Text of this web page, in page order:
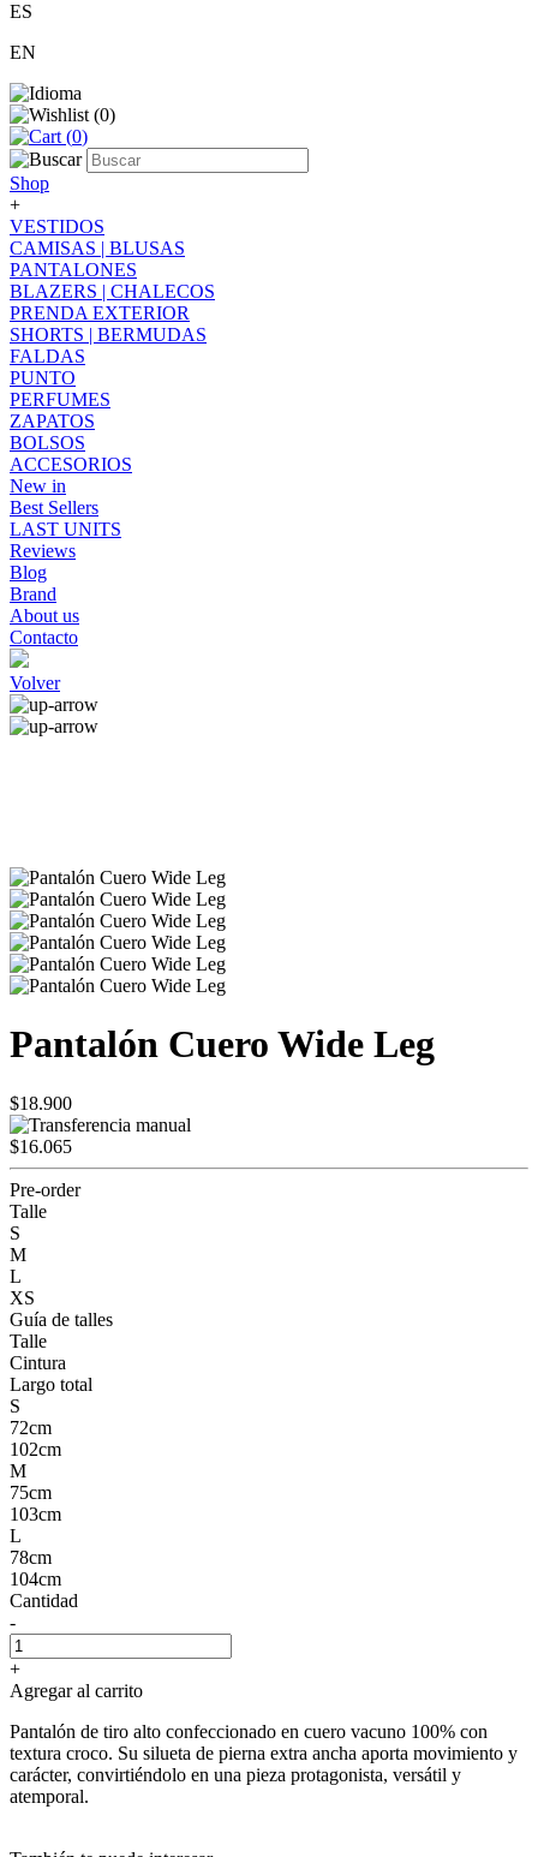
ES
EN
(0)
(0)
Shop
+
VESTIDOS
CAMISAS | BLUSAS
PANTALONES
BLAZERS | CHALECOS
PRENDA EXTERIOR
SHORTS | BERMUDAS
FALDAS
PUNTO
PERFUMES
ZAPATOS
BOLSOS
ACCESORIOS
New in
Best Sellers
LAST UNITS
Reviews
Blog
Brand
About us
Contacto
Volver
Pantalón Cuero Wide Leg
$18.900
$16.065
Pre-order
Talle
S
M
L
XS
Guía de talles
Talle
Cintura
Largo total
S
72cm
102cm
M
75cm
103cm
L
78cm
104cm
Cantidad
-
+
Agregar al carrito
Pantalón de tiro alto confeccionado en cuero vacuno 100% con
textura croco. Su silueta de pierna extra ancha aporta movimiento y
carácter, convirtiéndolo en una pieza protagonista, versátil y
atemporal.